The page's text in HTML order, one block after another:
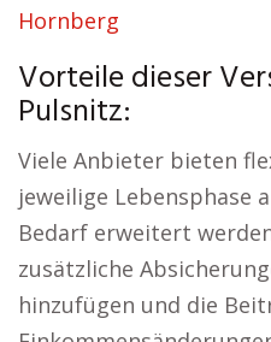
Hornberg
Vorteile dieser
Pulsnitz:
Viele Anbieter bieten
jeweilige Lebensphase
Bedarf erweitert
zusätzliche
hinzufügen und die